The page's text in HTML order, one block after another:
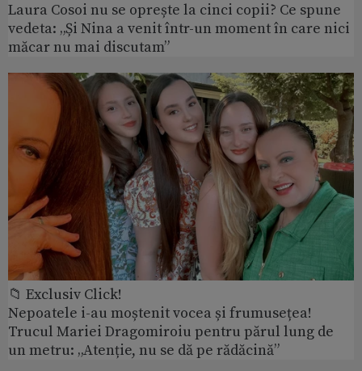
Laura Cosoi nu se oprește la cinci copii? Ce spune
vedeta: „Și Nina a venit într-un moment în care nici
măcar nu mai discutam”
📁 Exclusiv Click!
Nepoatele i-au moștenit vocea și frumusețea!
Trucul Mariei Dragomiroiu pentru părul lung de
un metru: „Atenție, nu se dă pe rădăcină”